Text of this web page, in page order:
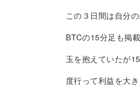
この３日間は自分
BTCの15分足も掲
玉を抱えていたが
度行って利益を大